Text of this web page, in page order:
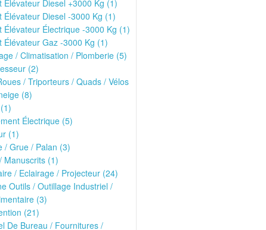
Élévateur Diesel +3000 Kg (1)
Élévateur Diesel -3000 Kg (1)
Élévateur Électrique -3000 Kg (1)
Élévateur Gaz -3000 Kg (1)
/ Climatisation / Plomberie (5)
(2)
/ Triporteurs / Quads / Vélos
(8)
Électrique (5)
(1)
/ Grue / Palan (3)
Manuscrits (1)
/ Eclairage / Projecteur (24)
Outils / Outillage Industriel /
(3)
(21)
De Bureau / Fournitures /